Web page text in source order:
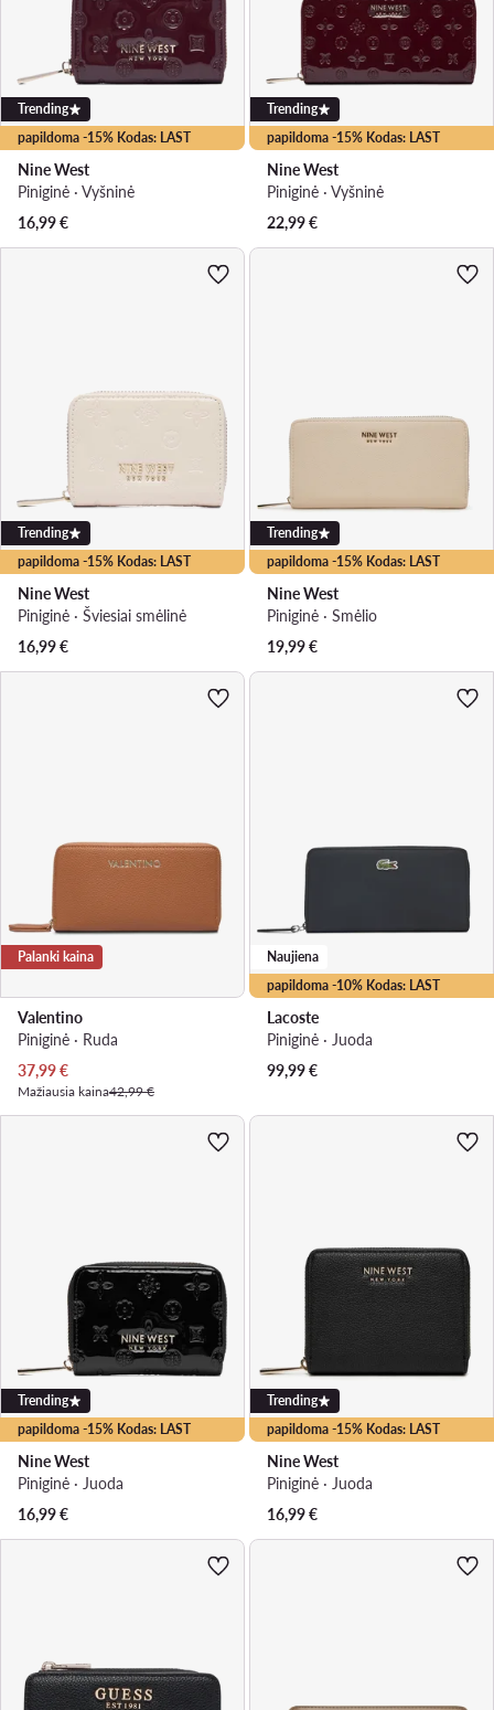
papildoma -15% Kodas: LAST
Trending
Nine West
Piniginė · Vyšninė
16,99€
papildoma -15% Kodas: LAST
Trending
Nine West
Piniginė · Vyšninė
22,99€
papildoma -15% Kodas: LAST
Trending
Nine West
Piniginė · Šviesiai smėlinė
16,99€
papildoma -15% Kodas: LAST
Trending
Nine West
Piniginė · Smėlio
19,99€
Palanki kaina
Valentino
Piniginė · Ruda
Dabartinė kaina
37,99€
Mažiausia kaina42,99 €
papildoma -10% Kodas: LAST
Naujiena
Lacoste
Piniginė · Juoda
99,99€
papildoma -15% Kodas: LAST
Trending
Nine West
Piniginė · Juoda
16,99€
papildoma -15% Kodas: LAST
Trending
Nine West
Piniginė · Juoda
16,99€